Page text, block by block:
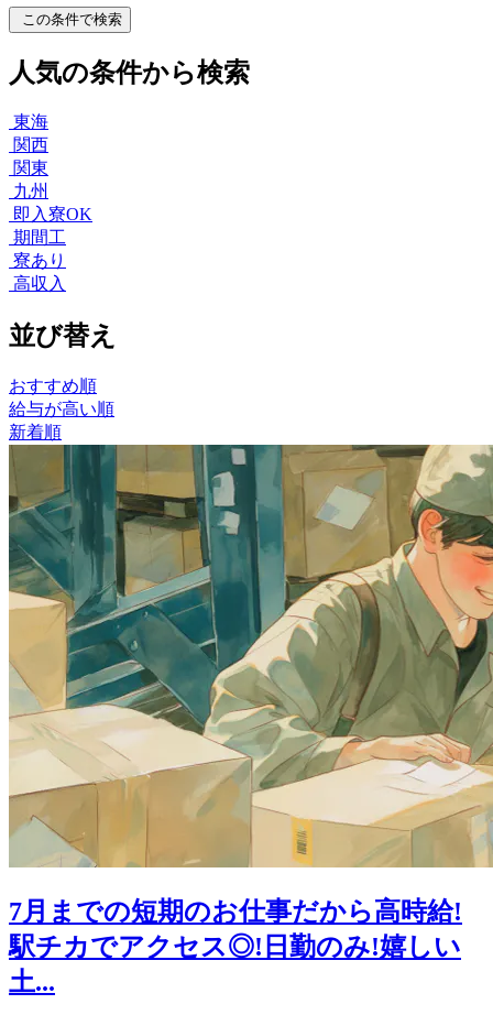
この条件で検索
人気の条件から検索
東海
関西
関東
九州
即入寮OK
期間工
寮あり
高収入
並び替え
おすすめ順
給与が高い順
新着順
7月までの短期のお仕事だから高時給!
駅チカでアクセス◎!日勤のみ!嬉しい
土...